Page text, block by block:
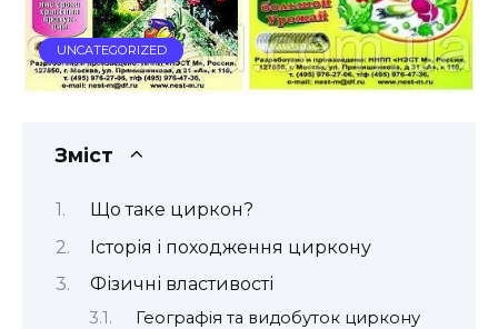
UNCATEGORIZED
Зміст
Що таке циркон?
Історія і походження циркону
Фізичні властивості
Географія та видобуток циркону